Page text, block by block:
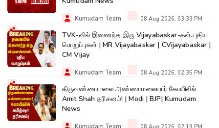
Kumudam Team 08 Aug 2026, 03:33 PM
TVK-வில் இணைந்த இரு Vijayabaskar-கள்..புதிய
பொறுப்புகள் | MR Vijayabaskar | CVijayabaskar |
CM Vijay
Kumudam Team 08 Aug 2026, 02:35 PM
திருவண்ணாமலை அண்ணாமலையார் கோயிலில்
Amit Shah தரிசனம்! | Modi | BJP| Kumudam
News